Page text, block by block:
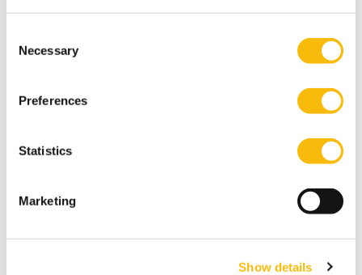
Selection
Necessary
Preferences
Statistics
Marketing
Show details
management als een business driver: een
toekomstbestendigheid. Dat vraagt om strategische
volwassenheid, durf om keuzes te maken,
verankeren.